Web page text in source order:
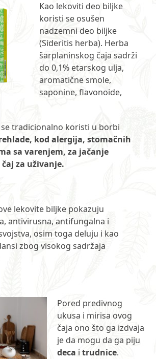
Kao lekoviti deo biljke
koristi se osušen
nadzemni deo biljke
(Sideritis herba). Herba
šarplaninskog čaja sadrži
do 0,1% etarskog ulja,
aromatične smole,
saponine, flavonoide,
se tradicionalno koristi u borbi
kod alergija, stomačnih
sa varenjem, za jačanje
za uživanje.
lekovite biljke pokazuju
antivirusna, antifungalna i
osim toga deluju i kao
zbog visokog sadržaja
Pored predivnog
ukusa i mirisa ovog
čaja ono što ga izdvaja
je da mogu da ga piju
deca itrudnice.